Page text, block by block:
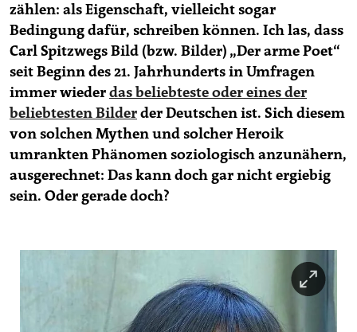
zählen: als Eigenschaft, vielleicht sogar
Bedingung dafür, schreiben können. Ich las, dass
Carl Spitzwegs Bild (bzw. Bilder) „Der arme Poet“
seit Beginn des 21. Jahrhunderts in Umfragen
immer wiederdas beliebteste oder eines der
beliebtesten Bilderder Deutschen ist. Sich diesem
von solchen Mythen und solcher Heroik
umrankten Phänomen soziologisch anzunähern,
ausgerechnet: Das kann doch gar nicht ergiebig
sein. Oder gerade doch?